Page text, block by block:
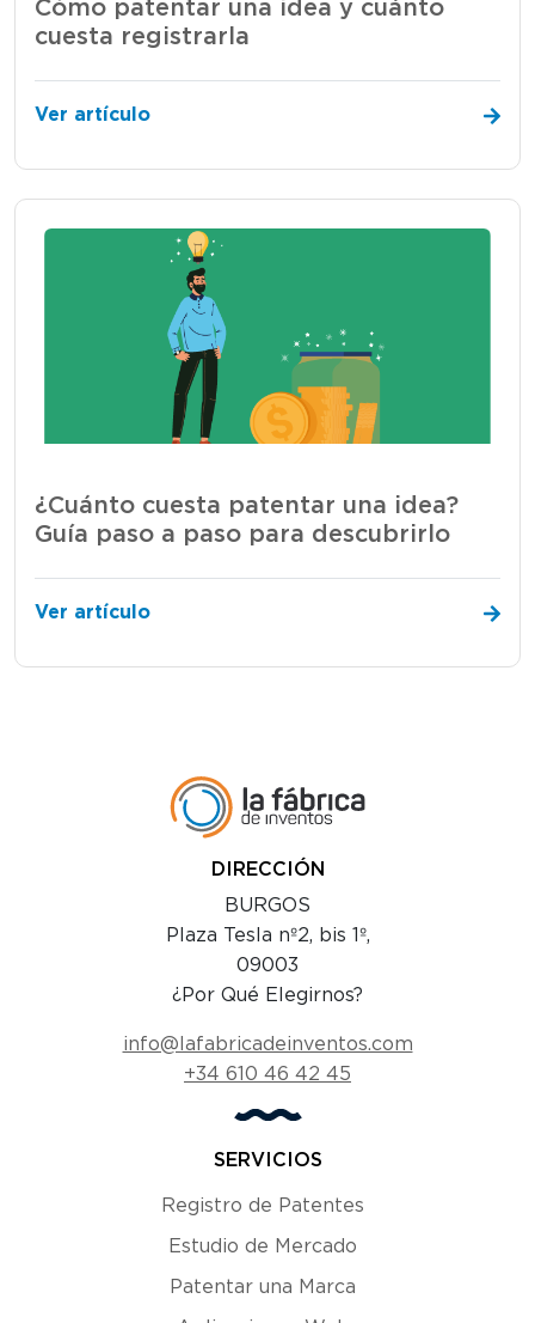
Cómo patentar una idea y cuánto
cuesta registrarla
Ver artículo
¿Cuánto cuesta patentar una idea?
Guía paso a paso para descubrirlo
Ver artículo
DIRECCIÓN
BURGOS
Plaza Tesla nº2, bis 1º,
09003
¿Por Qué Elegirnos?
info@lafabricadeinventos.com
+34 610 46 42 45
SERVICIOS
Registro de Patentes
Estudio de Mercado
Patentar una Marca